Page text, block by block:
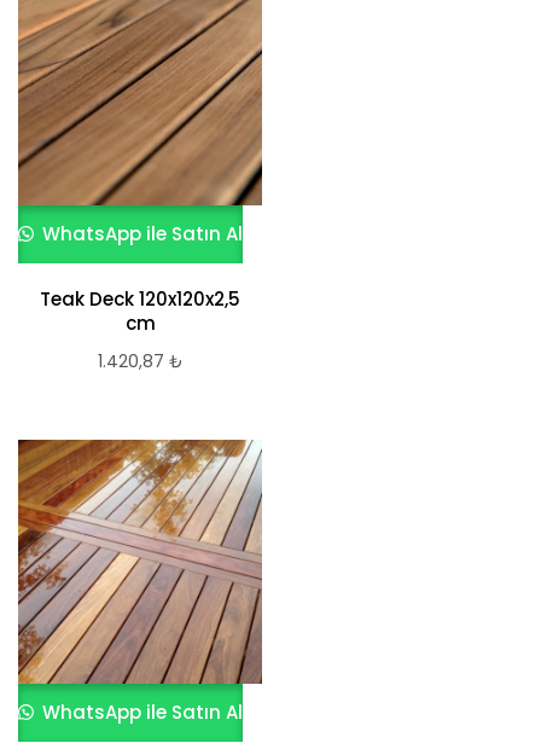
WhatsApp ile Satın Al
Teak Deck 120x120x2,5
cm
1.420,87 ₺
WhatsApp ile Satın Al